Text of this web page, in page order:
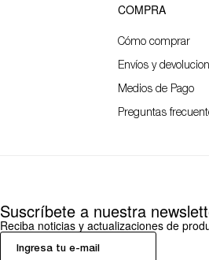
COMPRA
Cómo comprar
Envíos y
Medios de Pago
Preguntas
Suscríbete a nuestra
Reciba noticias y actualizaciones de